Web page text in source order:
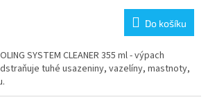
Do košíku
SYSTEM CLEANER 355 ml - výpach
tuhé usazeniny, vazelíny, mastnoty,